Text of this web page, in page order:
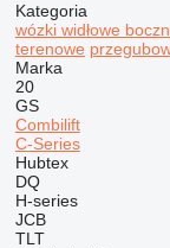
Kategoria
wózki widłowe
terenowe
Marka
20
GS
Combilift
C-Series
Hubtex
DQ
H-series
JCB
TLT